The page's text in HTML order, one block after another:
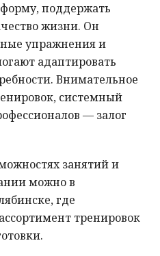
поддержать
жизни. Он
упражнения и
адаптировать
Внимательное
системный
— залог
занятий и
можно в
где
тренировок